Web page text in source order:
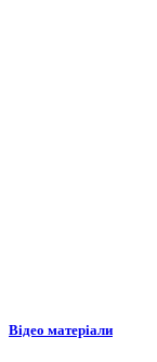
Відео матеріали